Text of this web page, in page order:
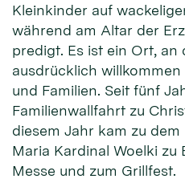
Kleinkinder auf
während am Altar der
predigt. Es ist ein Ort, an
ausdrücklich
und Familien. Seit fünf
Familienwallfahrt zu
diesem Jahr kam zu
Maria Kardinal Woelki zu
Messe und zum Grillfest.